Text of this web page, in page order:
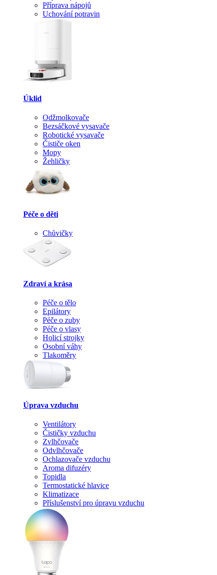
Příprava nápojů
Uchování potravin
Úklid
Odžmolkovače
Bezsáčkové vysavače
Robotické vysavače
Čističe oken
Mopy
Žehličky
Péče o děti
Chůvičky
Zdraví a krása
Péče o tělo
Epilátory
Péče o zuby
Péče o vlasy
Holicí strojky
Osobní váhy
Tlakoměry
Úprava vzduchu
Ventilátory
Čističky vzduchu
Zvlhčovače
Odvlhčovače
Ochlazovače vzduchu
Aroma difuzéry
Topidla
Termostatické hlavice
Klimatizace
Příslušenství pro úpravu vzduchu